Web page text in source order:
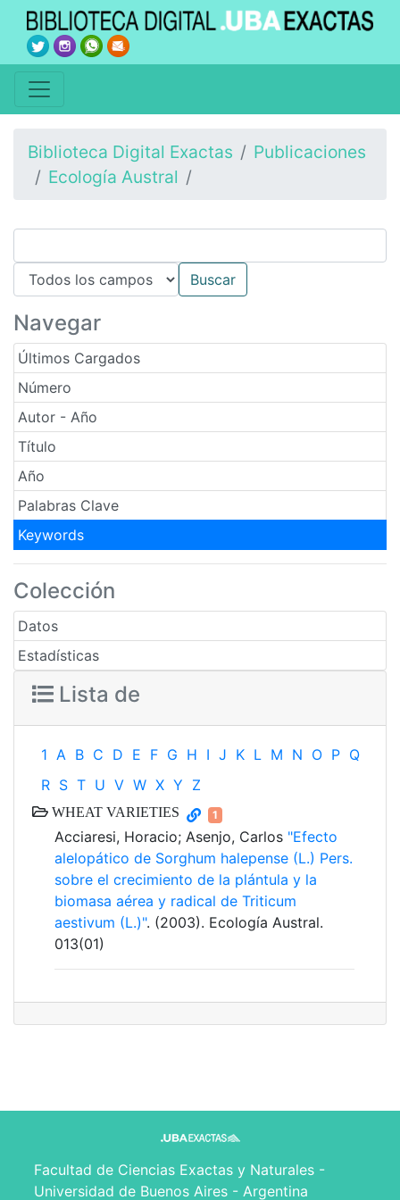
Biblioteca Digital Exactas
Publicaciones
Ecología Austral
Navegar
Últimos Cargados
Número
Autor - Año
Título
Año
Palabras Clave
Keywords
Colección
Datos
Estadísticas
Lista de
1 A B C D E F G H I J K L M N O P Q
R S T U V W X Y Z
WHEAT VARIETIES 1
Acciaresi, Horacio; Asenjo, Carlos "Efecto
alelopático de Sorghum halepense (L.) Pers.
sobre el crecimiento de la plántula y la
biomasa aérea y radical de Triticum
aestivum (L.)". (2003). Ecología Austral.
013(01)
Facultad de Ciencias Exactas y Naturales -
Universidad de Buenos Aires - Argentina